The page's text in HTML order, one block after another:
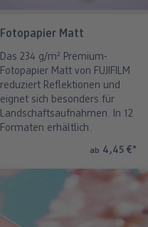
Fotopapier Matt
Das 234 g/m² Premium-
Fotopapier Matt von FUJIFILM
reduziert Reflektionen und
eignet sich besonders für
Landschaftsaufnahmen. In 12
Formaten erhältlich.
ab 4,45 €*